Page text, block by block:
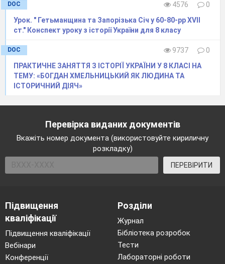
DOC 4576
0
Урок. " Гетьманщина та Запорізька Січ у 60-80-рр ХVІІ
ст." Конспект уроку з історії України для 8 класу
DOC 9737
0
ПРАКТИЧНЕ ЗАНЯТТЯ З ІСТОРІЇ УКРАЇНИ У 8 КЛАСІ НА
ТЕМУ: «БОГДАН ХМЕЛЬНИЦЬКИЙ ЯК ЛЮДИНА ТА
ІСТОРИЧНИЙ ДІЯЧ»
Перевірка виданих документів
Вкажіть номер документа (використовуйте кириличну
розкладку)
ПЕРЕВІРИТИ
Підвищення
кваліфікації
Підвищення кваліфікації
Вебінари
Конференції
Розділи
Журнал
Бібліотека розробок
Тести
Лабораторні роботи